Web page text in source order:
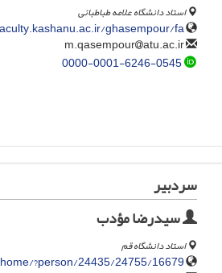
استاد دانشگاه علامه طباطبائی
ghasempour/fa
atu.ac.ir
0000-0001-6246-0545
سردبیر
سیدرضا مؤدب
استاد دانشگاه قم
?person/24435/24755/16679/-